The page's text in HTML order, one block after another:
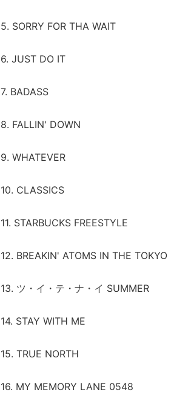
5. SORRY FOR THA WAIT
6. JUST DO IT
7. BADASS
8. FALLIN' DOWN
9. WHATEVER
10. CLASSICS
11. STARBUCKS FREESTYLE
12. BREAKIN' ATOMS IN THE TOKYO
13. ツ・イ・テ・ナ・イ SUMMER
14. STAY WITH ME
15. TRUE NORTH
16. MY MEMORY LANE 0548